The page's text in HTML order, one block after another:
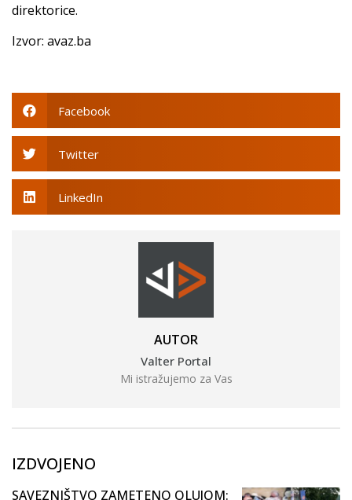
direktorice.
Izvor: avaz.ba
Facebook
Twitter
LinkedIn
AUTOR
Valter Portal
Mi istražujemo za Vas
IZDVOJENO
SAVEZNIŠTVO ZAMETENO OLUJOM: